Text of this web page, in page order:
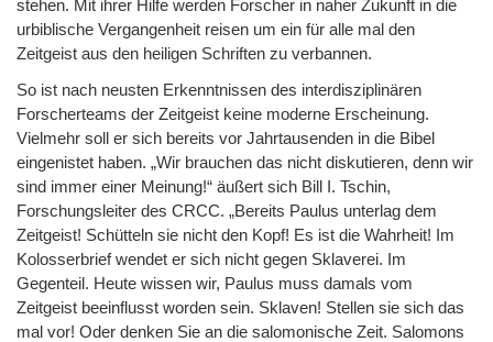
stehen. Mit ihrer Hilfe werden Forscher in naher Zukunft in die
urbiblische Vergangenheit reisen um ein für alle mal den
Zeitgeist aus den heiligen Schriften zu verbannen.
So ist nach neusten Erkenntnissen des interdisziplinären
Forscherteams der Zeitgeist keine moderne Erscheinung.
Vielmehr soll er sich bereits vor Jahrtausenden in die Bibel
eingenistet haben. „Wir brauchen das nicht diskutieren, denn wir
sind immer einer Meinung!“ äußert sich Bill I. Tschin,
Forschungsleiter des CRCC. „Bereits Paulus unterlag dem
Zeitgeist! Schütteln sie nicht den Kopf! Es ist die Wahrheit! Im
Kolosserbrief wendet er sich nicht gegen Sklaverei. Im
Gegenteil. Heute wissen wir, Paulus muss damals vom
Zeitgeist beeinflusst worden sein. Sklaven! Stellen sie sich das
mal vor! Oder denken Sie an die salomonische Zeit. Salomons